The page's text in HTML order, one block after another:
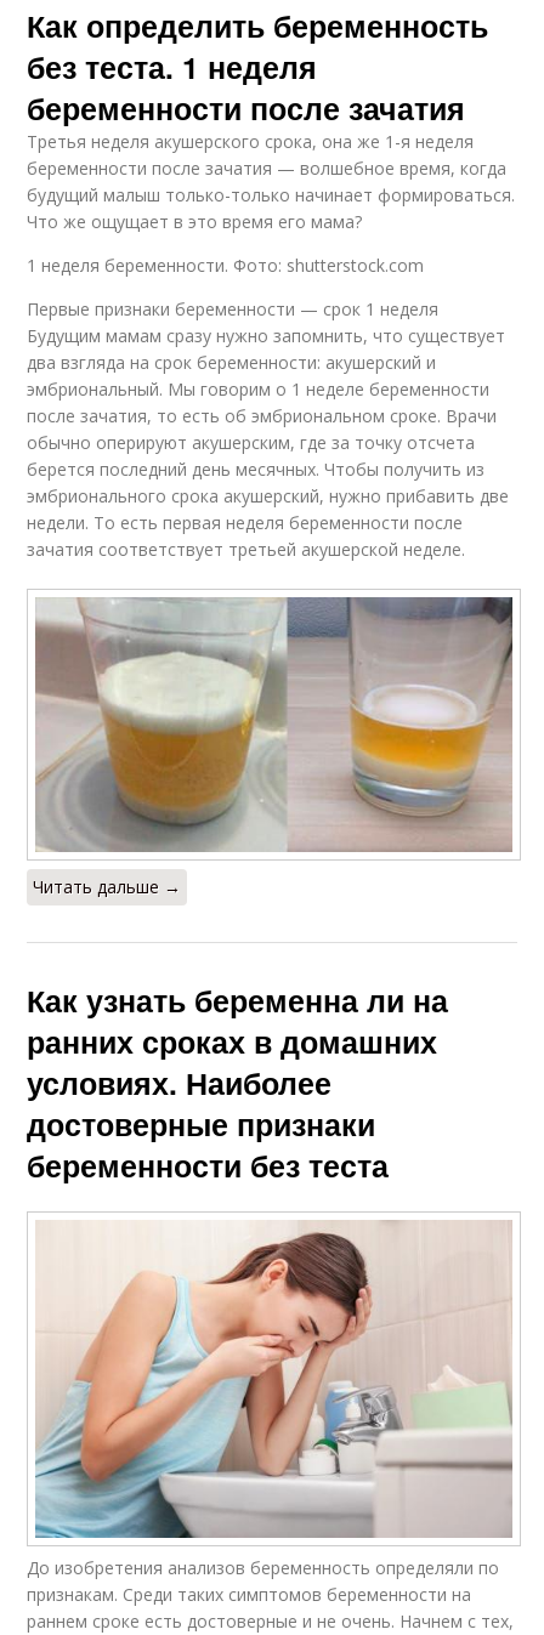
Как определить беременность
без теста. 1 неделя
беременности после зачатия
Третья неделя акушерского срока, она же 1-я неделя
беременности после зачатия — волшебное время, когда
будущий малыш только-только начинает формироваться.
Что же ощущает в это время его мама?
1 неделя беременности. Фото: shutterstock.com
Первые признаки беременности — срок 1 неделя
Будущим мамам сразу нужно запомнить, что существует
два взгляда на срок беременности: акушерский и
эмбриональный. Мы говорим о 1 неделе беременности
после зачатия, то есть об эмбриональном сроке. Врачи
обычно оперируют акушерским, где за точку отсчета
берется последний день месячных. Чтобы получить из
эмбрионального срока акушерский, нужно прибавить две
недели. То есть первая неделя беременности после
зачатия соответствует третьей акушерской неделе.
Читать дальше →
Как узнать беременна ли на
ранних сроках в домашних
условиях. Наиболее
достоверные признаки
беременности без теста
До изобретения анализов беременность определяли по
признакам. Среди таких симптомов беременности на
раннем сроке есть достоверные и не очень. Начнем с тех,